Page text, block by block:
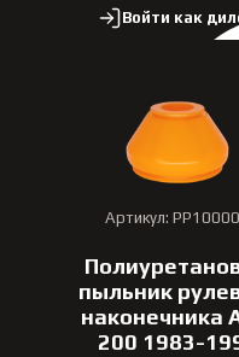
Войти как
Артикул:
пыльник
наконечника
200 1983-